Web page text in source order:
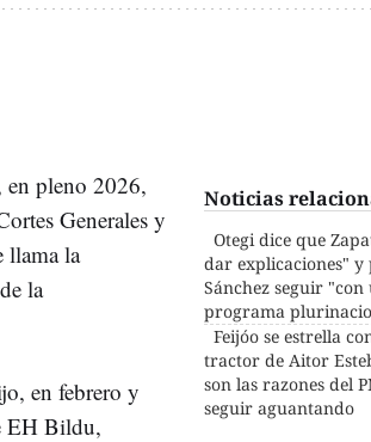
Noticias
Otegi dice que
dar explicaciones" y
Sánchez seguir "con
programa
Feijóo se estrella
tractor de Aitor
son las razones del
seguir aguantando
en pleno 2026,
Generales y
llama la
la
en febrero y
EH Bildu,